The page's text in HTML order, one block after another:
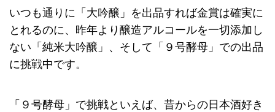
いつも通りに「大吟醸」を出品すれば金賞は確実に
とれるのに、昨年より醸造アルコールを一切添加し
ない「純米大吟醸」、そして「９号酵母」での出品
に挑戦中です。
「９号酵母」で挑戦といえば、昔からの日本酒好き